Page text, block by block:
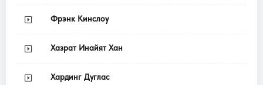
Фрэнк Кинслоу
Хазрат Инайят Хан
Хардинг Дуглас